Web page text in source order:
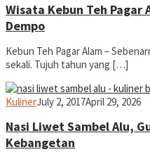
Wisata Kebun Teh Pagar
Dempo
Kebun Teh Pagar Alam –
sekali. Tujuh tahun yang […]
Kulineryopiefranz
July 2, 2017April 29, 2026
Nasi Liwet Sambel Alu,
Kebangetan